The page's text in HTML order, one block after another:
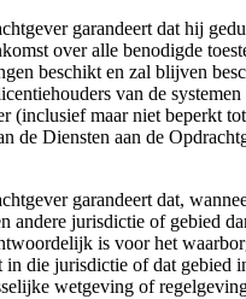
garandeert dat hij
over alle benodigde
beschikt en zal blijven
van de
(inclusief maar niet beperkt
de Diensten aan de
garandeert dat,
andere jurisdictie of gebied
is voor het
in die jurisdictie of dat gebied
wetgeving of